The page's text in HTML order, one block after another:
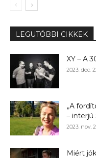
LEGUTÓBBI CIKKEK
XY – A
2023. dec.
„A
– interjú
2023. nov.
Miért